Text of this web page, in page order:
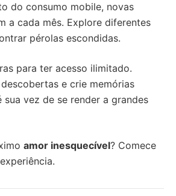
do consumo mobile, novas
a cada mês. Explore diferentes
pérolas escondidas.
para ter acesso ilimitado.
e crie memórias
sua vez de se render a grandes
amor inesquecível? Comece